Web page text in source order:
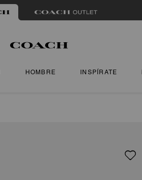
HOMBRE INSPÍRATE